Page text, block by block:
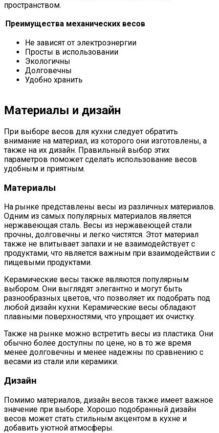
пространством.
Преимущества механических весов
Не зависят от электроэнергии
Просты в использовании
Экологичны
Долговечны
Удобно хранить
Материалы и дизайн
При выборе весов для кухни следует обратить
внимание на материал, из которого они изготовлены, а
также на их дизайн. Правильный выбор этих
параметров поможет сделать использование весов
удобным и приятным.
Материалы
На рынке представлены весы из различных материалов.
Одним из самых популярных материалов является
нержавеющая сталь. Весы из нержавеющей стали
прочны, долговечны и легко чистятся. Этот материал
также не впитывает запахи и не взаимодействует с
продуктами, что является важным при взаимодействии с
пищевыми продуктами.
Керамические весы также являются популярным
выбором. Они выглядят элегантно и могут быть
разнообразных цветов, что позволяет их подобрать под
любой дизайн кухни. Керамические весы обладают
плавными поверхностями, что упрощает их очистку.
Также на рынке можно встретить весы из пластика. Они
обычно более доступны по цене, но в то же время
менее долговечны и менее надежны по сравнению с
весами из стали или керамики.
Дизайн
Помимо материалов, дизайн весов также имеет важное
значение при выборе. Хорошо подобранный дизайн
весов может стать стильным акцентом в кухне и
добавить уютной атмосферы.